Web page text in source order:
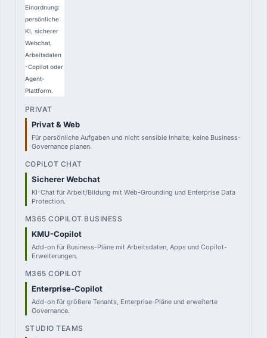
—
MSA / privat
COPILOT CHAT
0,00 €
in berechtigten M365-Plänen
M365 COPILOT BUSINESS
15,60 €
Add-on pro User, jährlich
M365 COPILOT
STUDIO TEAMS
0,00 €
in ausgewählten M365-Plänen
STUDIO STANDALONE
Capacity / Credits / PAYG
Einordnung:
persönliche
KI, sicherer
Webchat,
Arbeitsdaten
-Copilot oder
Agent-
Plattform.
Privat & Web
Für persönliche Aufgaben und nicht sensible Inhalte; keine Business-
Governance planen.
Sicherer Webchat
KI-Chat für Arbeit/Bildung mit Web-Grounding und Enterprise Data
Protection.
KMU-Copilot
Add-on für Business-Pläne mit Arbeitsdaten, Apps und Copilot-
Erweiterungen.
Enterprise-Copilot
Add-on für größere Tenants, Enterprise-Pläne und erweiterte
Governance.